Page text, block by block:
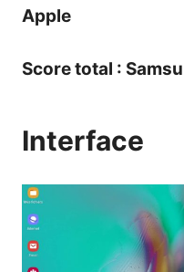
Apple
Score total :
Interface